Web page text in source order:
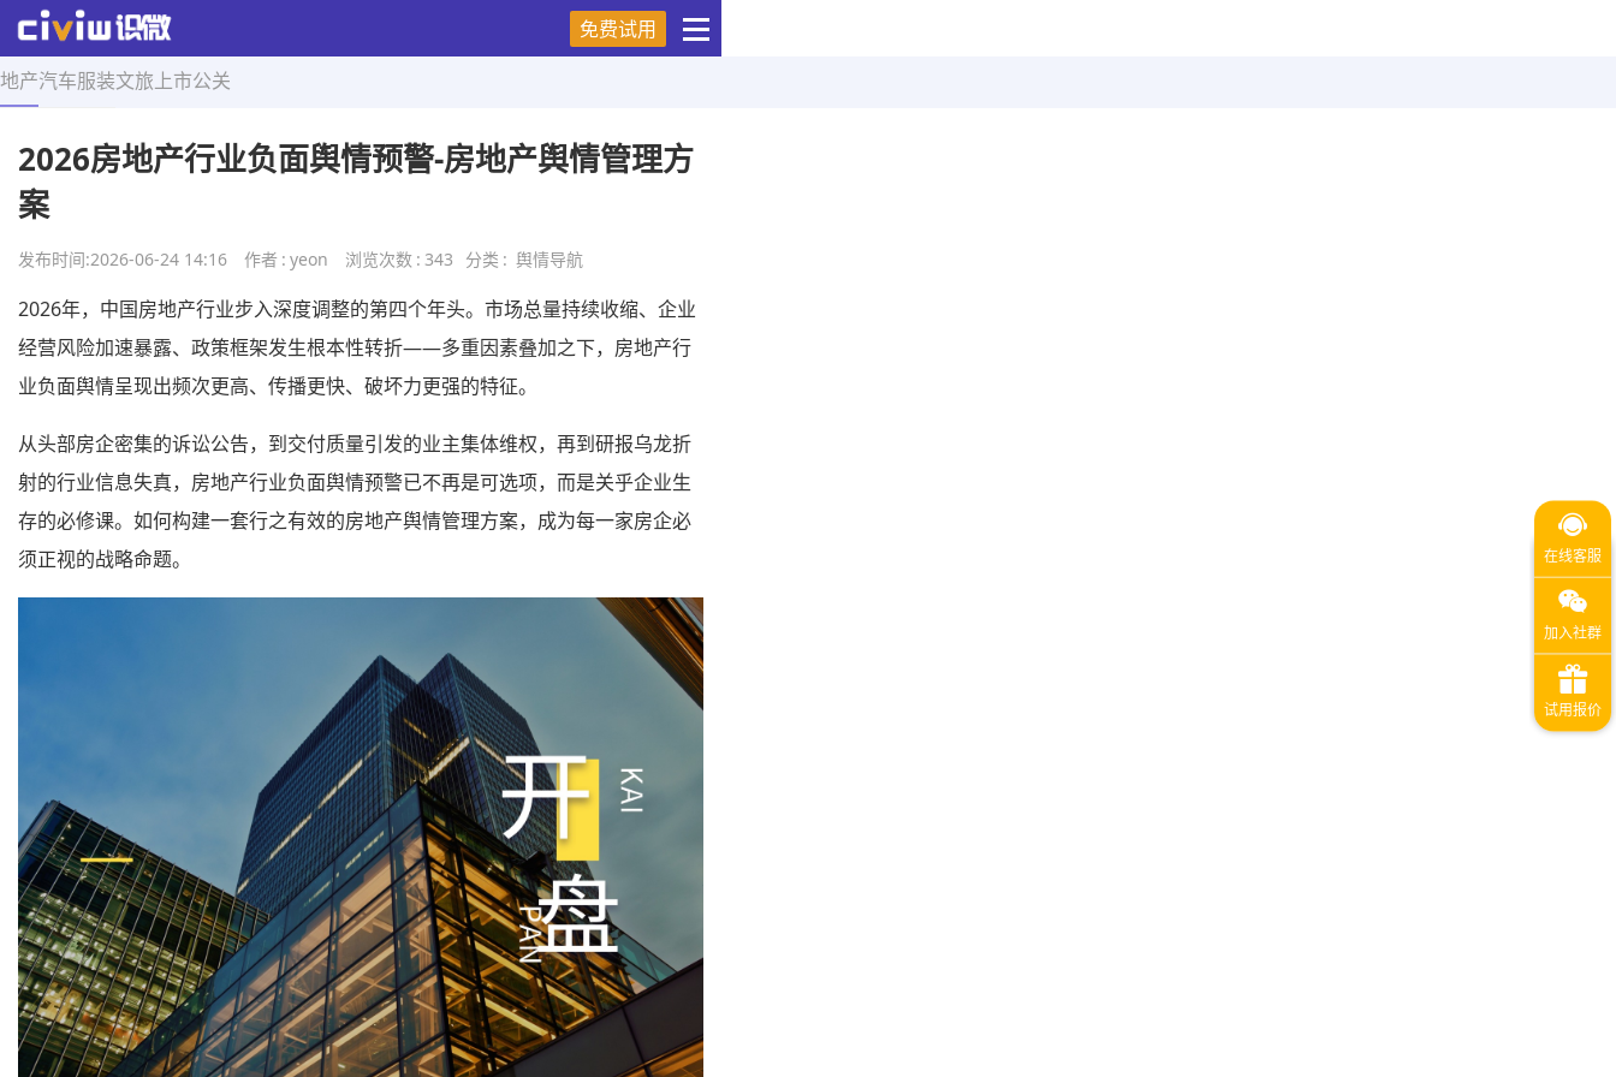
免费试用
地产汽车服装文旅 上市公关
首页 > 舆情导航 > 正文
2026房地产行业负面舆情预警-房地产舆情管理方
案
发布时间:2026-06-24 14:16 作者 : yeon 浏览次数 : 343 分类 : 舆情导航
2026年，中国房地产行业步入深度调整的第四个年头。市场总量持续收缩、企业
经营风险加速暴露、政策框架发生根本性转折——多重因素叠加之下，房地产行
业负面舆情呈现出频次更高、传播更快、破坏力更强的特征。
从头部房企密集的诉讼公告，到交付质量引发的业主集体维权，再到研报乌龙折
射的行业信息失真，房地产行业负面舆情预警已不再是可选项，而是关乎企业生
存的必修课。如何构建一套行之有效的房地产舆情管理方案，成为每一家房企必
须正视的战略命题。